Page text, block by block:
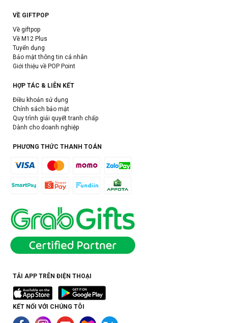
VỀ GIFTPOP
Về giftpop
Về M12 Plus
Tuyển dụng
Bảo mật thông tin cá nhân
Giới thiệu về POP Point
HỢP TÁC & LIÊN KẾT
Điều khoản sử dụng
Chính sách bảo mật
Quy trình giải quyết tranh chấp
Dành cho doanh nghiệp
PHƯƠNG THỨC THANH TOÁN
TẢI APP TRÊN ĐIỆN THOẠI
KẾT NỐI VỚI CHÚNG TÔI